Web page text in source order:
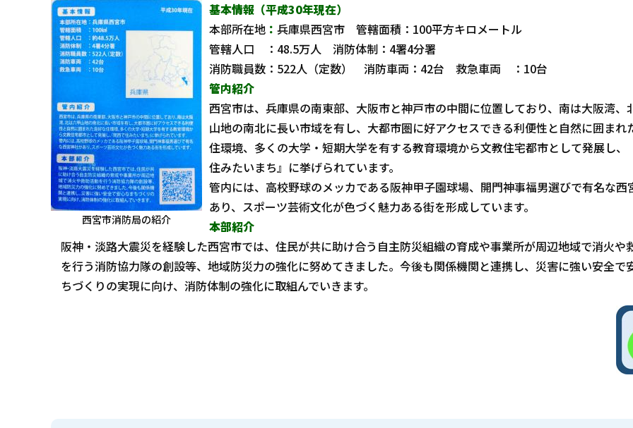
西宮市消防局の紹介
基本情報（平成30年現在）
本部所在地 ： 兵庫県西宮市 管轄面積：100平方キロメートル
管轄人口 ：48.5万人 消防体制：4署4分署
消防職員数：522人（定数） 消防車両：42台 救急車両 ：10台
管内紹介
西宮市は、兵庫県の南東部、大阪市と神戸市の中間に位置しており、南は大阪湾、
山地の南北に長い市域を有し、大都市圏に好アクセスできる利便性と自然に囲まれ
住環境、多くの大学・短期大学を有する教育環境から文教住宅都市として発展し、
住みたいまち』に挙げられています。
管内には、高校野球のメッカである阪神甲子園球場、開門神事福男選びで有名な西
あり、スポーツ芸術文化が色づく魅力ある街を形成しています。
本部紹介
阪神・淡路大震災を経験した西宮市では、住民が共に助け合う自主防災組織の育成や事業所が周辺地域で消火や
を行う消防協力隊の創設等、地域防災力の強化に努めてきました。今後も関係機関と連携し、災害に強い安全で
ちづくりの実現に向け、消防体制の強化に取組んでいきます。